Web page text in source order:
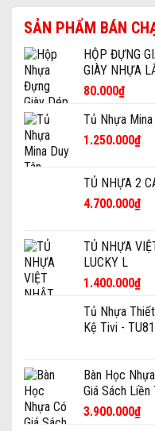
SẢN PHẨM BÁN
HỘP ĐỰNG
GIÀY NHỰA
80.000₫
Tủ Nhựa Mina
1.250.000₫
TỦ NHỰA 2
4.700.000₫
TỦ NHỰA
LUCKY L
1.400.000₫
Tủ Nhựa
Kệ Tivi - TU81
Bàn Học
Giá Sách Liền
3.900.000₫